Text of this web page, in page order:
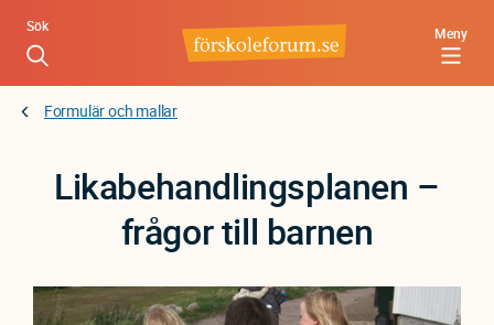
Hoppa
huvudinnehåll
Meny
Sök
Formulär och mallar
Likabehandlingsplanen –
frågor till barnen